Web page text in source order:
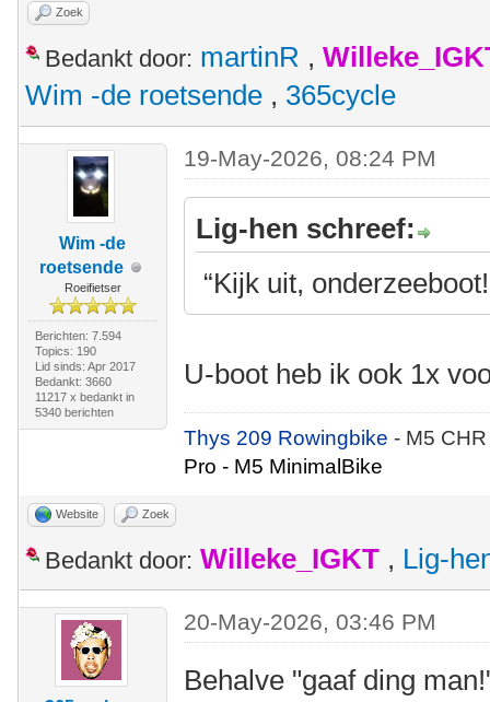
Zoek
Bedankt door: martinR ,
Wim -de roetsende , 365cycle
Wim -de
roetsende
Roeifietser
Berichten: 7.594
Topics: 190
Lid sinds: Apr 2017
Bedankt: 3660
11217 x bedankt in
5340 berichten
19-May-2026, 08:24 PM
Lig-hen schreef:
“Kijk uit,
U-boot heb ik ook 1x
Thys 209 Rowingbike- M5
Pro - M5 MinimalBike
Website Zoek
Bedankt door: Willeke_IGKT , Lig-
20-May-2026, 03:46 PM
Behalve "gaaf ding